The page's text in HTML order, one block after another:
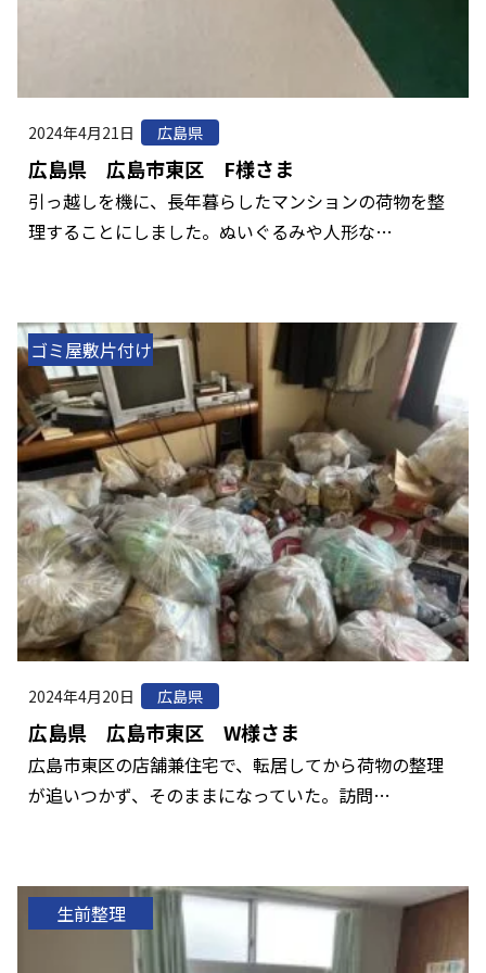
2024年4月21日 広島県
広島県 広島市東区 F様さま
引っ越しを機に、長年暮らしたマンションの荷物を整
理することにしました。ぬいぐるみや人形な…
ゴミ屋敷片付け
2024年4月20日 広島県
広島県 広島市東区 W様さま
広島市東区の店舗兼住宅で、転居してから荷物の整理
が追いつかず、そのままになっていた。訪問…
生前整理